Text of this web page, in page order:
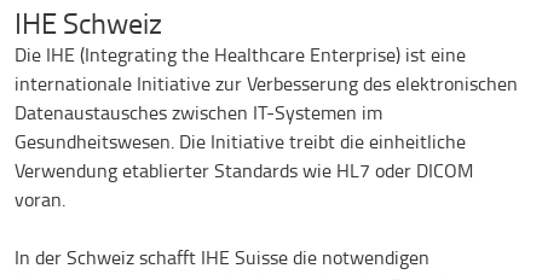
IHE Schweiz
Die IHE (Integrating the Healthcare Enterprise) ist eine
internationale Initiative zur Verbesserung des elektronischen
Datenaustausches zwischen IT-Systemen im
Gesundheitswesen. Die Initiative treibt die einheitliche
Verwendung etablierter Standards wie HL7 oder DICOM
voran.
In der Schweiz schafft IHE Suisse die notwendigen